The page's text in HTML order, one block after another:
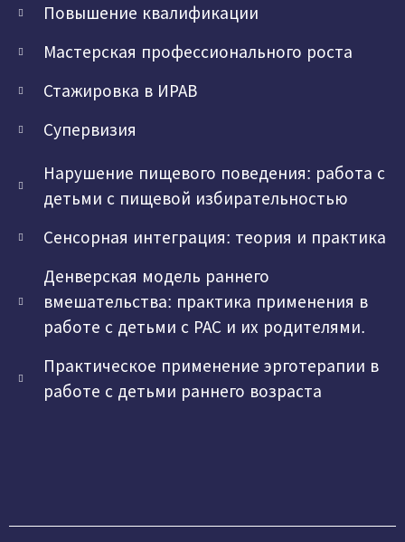
Повышение квалификации
Мастерская профессионального роста
Стажировка в ИРАВ
Супервизия
Нарушение пищевого поведения: работа с
детьми с пищевой избирательностью
Сенсорная интеграция: теория и практика
Денверская модель раннего
вмешательства: практика применения в
работе с детьми с РАС и их родителями.
Практическое применение эрготерапии в
работе с детьми раннего возраста